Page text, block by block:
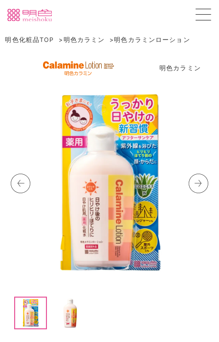
明色化粧品TOP 明色カラミン 明色カラミンローション
明色カラミン